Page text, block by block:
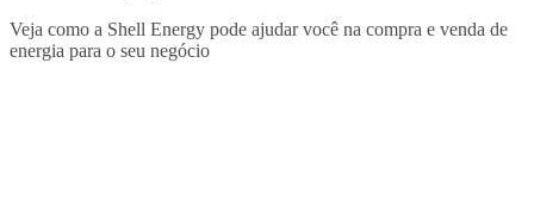
Veja como a Shell Energy pode ajudar você na compra e venda de
energia para o seu negócio